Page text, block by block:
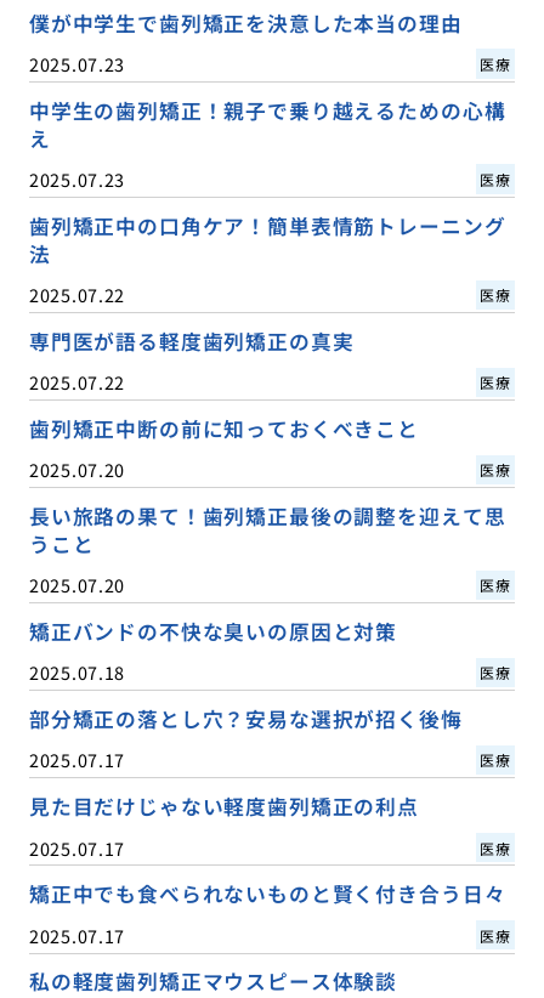
僕が中学生で歯列矯正を決意した本当の理由
2025.07.23 医療
中学生の歯列矯正！親子で乗り越えるための心構
え
2025.07.23 医療
歯列矯正中の口角ケア！簡単表情筋トレーニング
法
2025.07.22 医療
専門医が語る軽度歯列矯正の真実
2025.07.22 医療
歯列矯正中断の前に知っておくべきこと
2025.07.20 医療
長い旅路の果て！歯列矯正最後の調整を迎えて思
うこと
2025.07.20 医療
矯正バンドの不快な臭いの原因と対策
2025.07.18 医療
部分矯正の落とし穴？安易な選択が招く後悔
2025.07.17 医療
見た目だけじゃない軽度歯列矯正の利点
2025.07.17 医療
矯正中でも食べられないものと賢く付き合う日々
2025.07.17 医療
私の軽度歯列矯正マウスピース体験談